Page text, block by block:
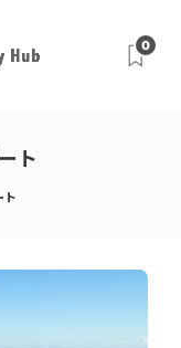
0
ト
ト